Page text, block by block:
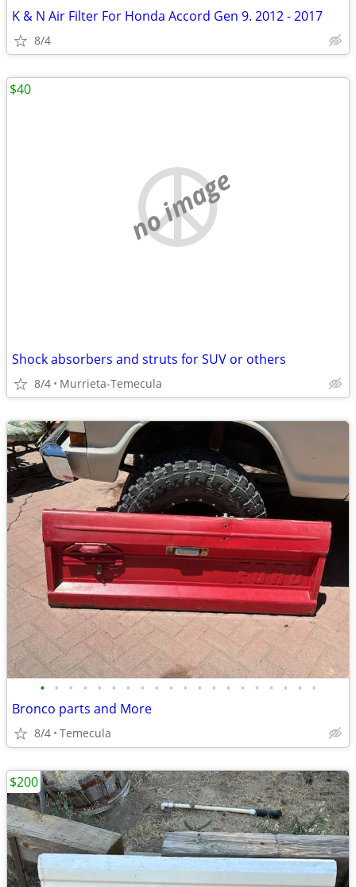
K & N Air Filter For Honda Accord Gen 9. 2012 - 2017
8/4
no image
Shock absorbers and struts for SUV or others
8/4 Murrieta-Temecula
$40
• • • • • • • • • • • • • • • • • • • •
Bronco parts and More
8/4 Temecula
$200